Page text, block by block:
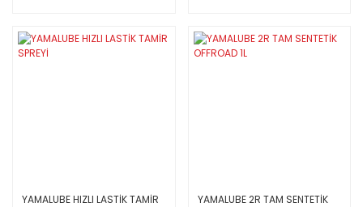
YAMALUBE HIZLI LASTİK TAMİR
YAMALUBE 2R TAM SENTETİK